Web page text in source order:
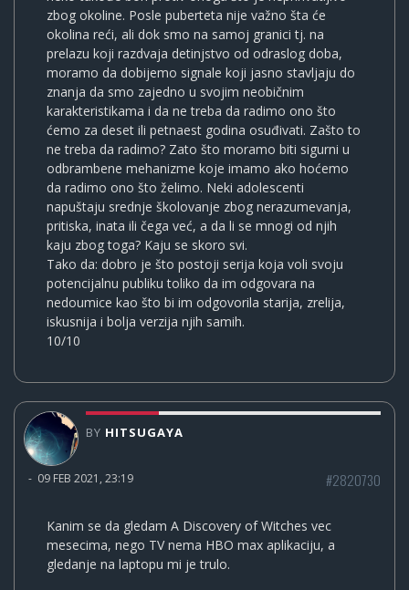
zbog okoline. Posle puberteta nije važno šta će
okolina reći, ali dok smo na samoj granici tj. na
prelazu koji razdvaja detinjstvo od odraslog doba,
moramo da dobijemo signale koji jasno stavljaju do
znanja da smo zajedno u svojim neobičnim
karakteristikama i da ne treba da radimo ono što
ćemo za deset ili petnaest godina osuđivati. Zašto to
ne treba da radimo? Zato što moramo biti sigurni u
odbrambene mehanizme koje imamo ako hoćemo
da radimo ono što želimo. Neki adolescenti
napuštaju srednje školovanje zbog nerazumevanja,
pritiska, inata ili čega već, a da li se mnogi od njih
kaju zbog toga? Kaju se skoro svi.
Tako da: dobro je što postoji serija koja voli svoju
potencijalnu publiku toliko da im odgovara na
nedoumice kao što bi im odgovorila starija, zrelija,
iskusnija i bolja verzija njih samih.
10/10
BY HITSUGAYA
- 09 FEB 2021, 23:19 #2820730
Kanim se da gledam A Discovery of Witches vec
mesecima, nego TV nema HBO max aplikaciju, a
gledanje na laptopu mi je trulo.